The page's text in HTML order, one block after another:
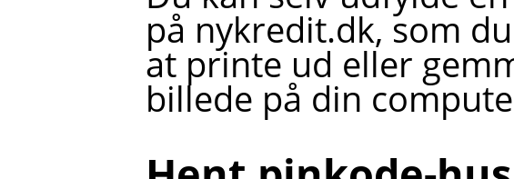
på nykredit.dk, som
at printe ud eller
billede på din